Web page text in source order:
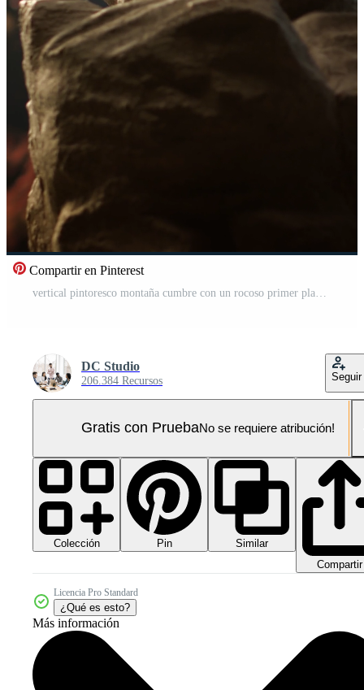
Compartir en Pinterest
DC Studio
206.384 Recursos Seguir
Gratis con PruebaNo se requiere atribución!
Colección Pin
Similar
Compartir
Licencia Pro Standard
¿Qué es esto?
Más información